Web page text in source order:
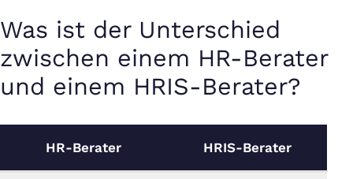
Was ist der Unterschied
zwischen einem HR-Berater
und einem HRIS-Berater?
HR-Berater HRIS-Berater